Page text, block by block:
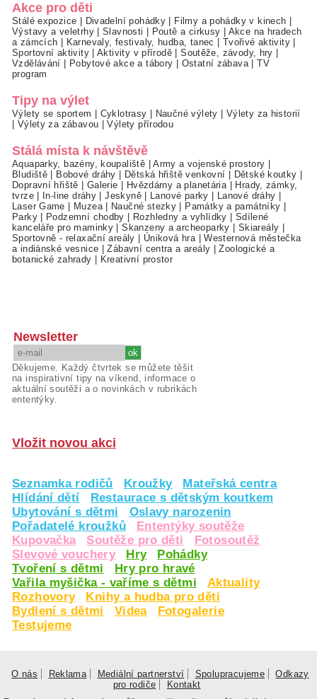
Akce pro děti
Stálé expozice Divadelní pohádky Filmy a pohádky v kinech
Výstavy a veletrhy|Slavnosti Poutě a cirkusy
Akce na hradech
a zámcích
Karnevaly, festivaly, hudba, tanec Tvořivé aktivity
Sportovní aktivity|Aktivity v přírodě |Soutěže, závody, hry
Vzdělávání
Pobytové akce a tábory Ostatní zábava|TV
program
Tipy na výlet
Výlety se sportem Cyklotrasy Naučné výlety
Výlety za historií
Výlety za zábavou |Výlety přírodou
Stálá místa k návštěvě
Aquaparky, bazény, koupaliště |Army a vojenské prostory
Bludiště
Bobové dráhy Dětská hřiště venkovní Dětské koutky
Dopravní hřiště
Galerie Hvězdárny a planetária|
Hrady, zámky,
tvrze| In-line dráhy |Jeskyně| Lanové parky Lanové dráhy
Laser Game
Muzea| Naučné stezky Památky a památníky
Parky| Podzemní chodby Rozhledny a vyhlídky
Sdílené
kanceláře pro maminky |Skanzeny a archeoparky Skiareály
Sportovně - relaxační areály
Úniková hra|Westernová městečka
a indiánské vesnice |Zábavní centra a areály |Zoologické a
botanické zahrady
Kreativní prostor
Newsletter
Děkujeme. Každý čtvrtek se můžete těšit
na inspirativní tipy na víkend, informace o
aktuální soutěži a o novinkách v rubrikách
ententýky.
Vložit novou akci
Seznamka rodičů Kroužky
Mateřská centra
Hlídání dětí
Restaurace s dětským koutkem
Ubytování s dětmi
Oslavy narozenin
Pořadatelé kroužků
Ententýky soutěže
Kupovačka
Soutěže pro děti
Fotosoutěž
Slevové vouchery
Hry
Pohádky
Tvoření s dětmi
Hry pro hravé
Vařila myšička - vaříme s dětmi
Aktuality
Rozhovory
Knihy a hudba pro děti
Bydlení s dětmi
Videa
Fotogalerie
Testujeme
O nás Reklama Mediální partnerství Spolupracujeme
Odkazy
pro rodiče
Kontakt